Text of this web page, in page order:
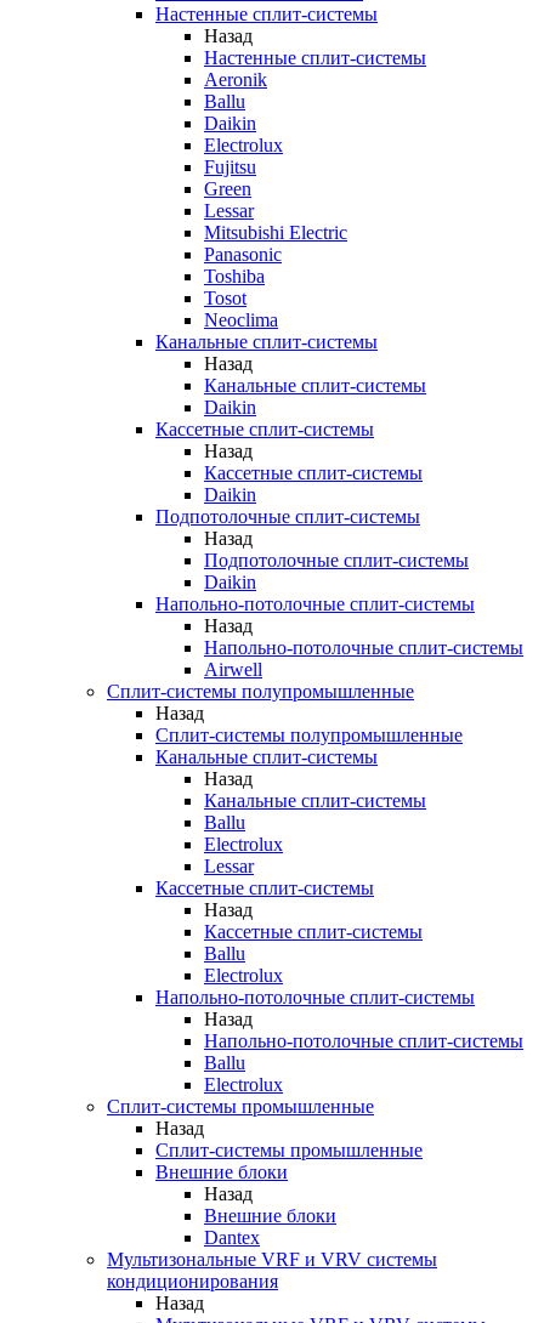
Настенные сплит-системы
Назад
Настенные сплит-системы
Aeronik
Ballu
Daikin
Electrolux
Fujitsu
Green
Lessar
Mitsubishi Electric
Panasonic
Toshiba
Tosot
Neoclima
Канальные сплит-системы
Назад
Канальные сплит-системы
Daikin
Кассетные сплит-системы
Назад
Кассетные сплит-системы
Daikin
Подпотолочные сплит-системы
Назад
Подпотолочные сплит-системы
Daikin
Напольно-потолочные сплит-системы
Назад
Напольно-потолочные сплит-системы
Airwell
Сплит-системы полупромышленные
Назад
Сплит-системы полупромышленные
Канальные сплит-системы
Назад
Канальные сплит-системы
Ballu
Electrolux
Lessar
Кассетные сплит-системы
Назад
Кассетные сплит-системы
Ballu
Electrolux
Напольно-потолочные сплит-системы
Назад
Напольно-потолочные сплит-системы
Ballu
Electrolux
Сплит-системы промышленные
Назад
Сплит-системы промышленные
Внешние блоки
Назад
Внешние блоки
Dantex
Мультизональные VRF и VRV системы
кондиционирования
Назад